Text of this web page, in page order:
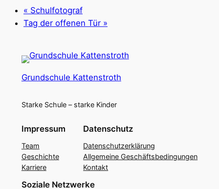
« Schulfotograf
Tag der offenen Tür »
Grundschule Kattenstroth
Starke Schule – starke Kinder
Impressum
Team
Geschichte
Karriere
Datenschutz
Datenschutzerklärung
Allgemeine Geschäftsbedingungen
Kontakt
Soziale Netzwerke